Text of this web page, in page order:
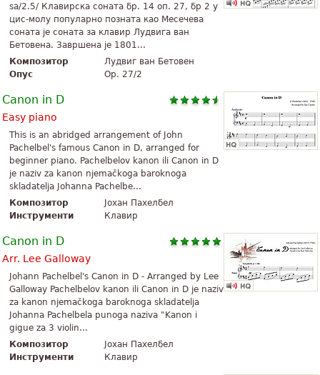
sa/2.5/ Клавирска соната бр. 14 оп. 27, бр 2 у
цис-молу популарно позната као Месечева
соната је соната за клавир Лудвига ван
Бетовена. Завршена је 1801...
Композитор
Лудвиг ван Бетовен
Опус
Op. 27/2
Canon in D
Easy piano
This is an abridged arrangement of John
Pachelbel's famous Canon in D, arranged for
beginner piano. Pachelbelov kanon ili Canon in D
je naziv za kanon njemačkoga baroknoga
skladatelja Johanna Pachelbe...
Композитор
Јохан Пахелбел
Инструменти
Клавир
Canon in D
Arr. Lee Galloway
Johann Pachelbel's Canon in D - Arranged by Lee
Galloway Pachelbelov kanon ili Canon in D je naziv
za kanon njemačkoga baroknoga skladatelja
Johanna Pachelbela punoga naziva "Kanon i
gigue za 3 violin...
Композитор
Јохан Пахелбел
Инструменти
Клавир